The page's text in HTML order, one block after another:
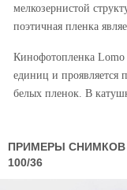
мелкозернистой
поэтичная пленка
Кинофотопленка Lomo
единиц и проявляется
белых пленок. В
ПРИМЕРЫ СНИМКОВ
100/36